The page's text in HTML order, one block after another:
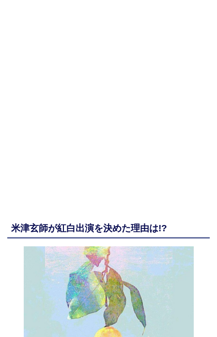
米津玄師が紅白出演を決めた理由は!?